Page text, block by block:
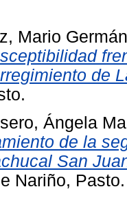
Mario Germán
de
Ángela
de la
San
Nariño, Pasto.